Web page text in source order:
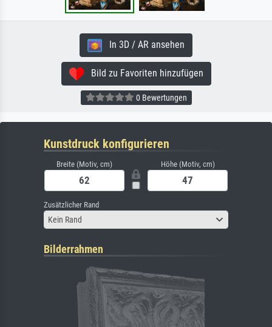
In 3D / AR ansehen
Bild zu Favoriten hinzufügen
0 Bewertungen
Kunstdruck konfigurieren
Breite (Motiv, cm) Höhe (Motiv, cm)
Zusätzlicher Rand
Kein Rand
Bilderrahmen